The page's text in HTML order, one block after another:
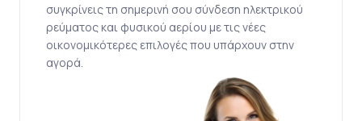
συγκρίνεις τη σημερινή σου σύνδεση ηλεκτρικού
ρεύματος και φυσικού αερίου με τις νέες
οικονομικότερες επιλογές που υπάρχουν στην
αγορά.